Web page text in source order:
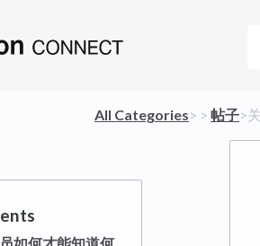
All Categories​>​ ​ > ​ ​帖子​>​